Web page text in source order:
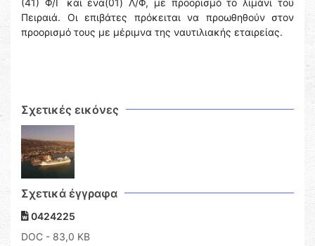
(41) Φ/Γ και ένα(01) Λ/Φ, με προορισμό το λιμάνι του
Πειραιά. Οι επιβάτες πρόκειται να προωθηθούν στον
προορισμό τους με μέριμνα της ναυτιλιακής εταιρείας.
Σχετικές εικόνες
Σχετικά έγγραφα
0424225
DOC - 83,0 KB